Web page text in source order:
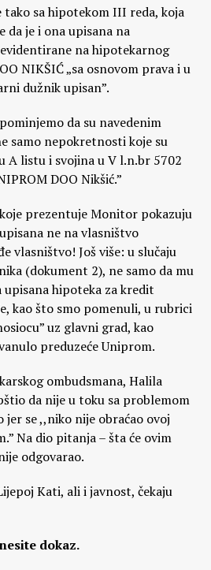
tako sa hipotekom III reda, koja
da je i ona upisana na
na hipotekarnog
NIKŠIĆ „sa osnovom prava i u
dužnik upisan”.
da su navedenim
samo nepokretnosti koje su
A listu i svojina u V l.n.br 5702
DOO Nikšić.”
prezentuje Monitor pokazuju
ne na vlasništvo
vlasništvo! Još više: u slučaju
(dokument 2), ne samo da mu
upisana hipoteka za kredit
kao što smo pomenuli, u rubrici
uz glavni grad, kao
preduzeće Uniprom.
ombudsmana, Halila
da nije u toku sa problemom
jer se ,,niko nije obraćao ovoj
Na dio pitanja – šta će ovim
odgovarao.
Kati, ali i javnost, čekaju
dokaz.